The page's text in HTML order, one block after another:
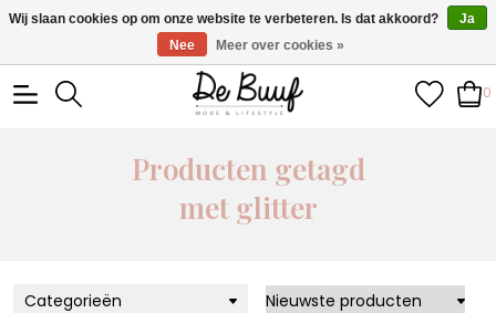
• Wekelijks nieuwe items • Gratis verzending >€100,- •
Verzonden binnen 1-3 werkdagen
0
Producten getagd
met glitter
Categorieën
Wij slaan cookies op om onze website te verbeteren. Is dat akkoord?
Ja
Nee
Meer over cookies »